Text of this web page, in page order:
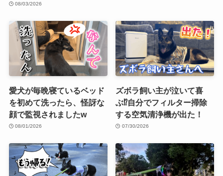
08/03/2026
愛犬が毎晩寝ているベッド
を初めて洗ったら、怪訝な
顔で監視されましたw
08/01/2026
ズボラ飼い主が泣いて喜
ぶ⁉︎自分でフィルター掃除
する空気清浄機が出た！
07/30/2026